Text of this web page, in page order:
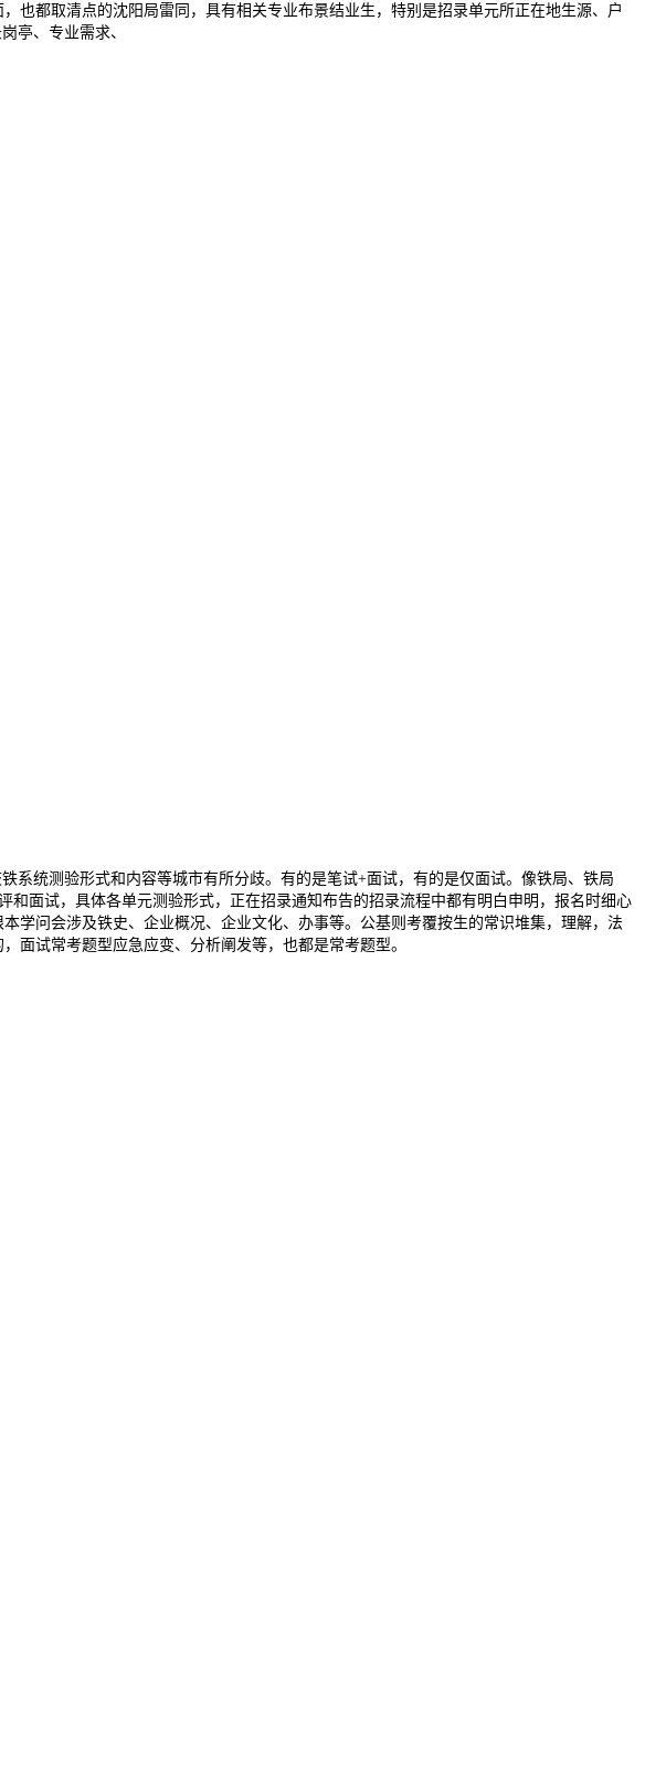
也都取清点的沈阳局雷同，具有相关专业布景结业生，特别是招录单元所正在地生源、户
亭、专业需求、
系统测验形式和内容等城市有所分歧。有的是笔试+面试，有的是仅面试。像铁局、铁局
面试，具体各单元测验形式，正在招录通知布告的招录流程中都有明白申明，报名时细心
学问会涉及铁史、企业概况、企业文化、办事等。公基则考覆按生的常识堆集，理解，法
面试常考题型应急应变、分析阐发等，也都是常考题型。